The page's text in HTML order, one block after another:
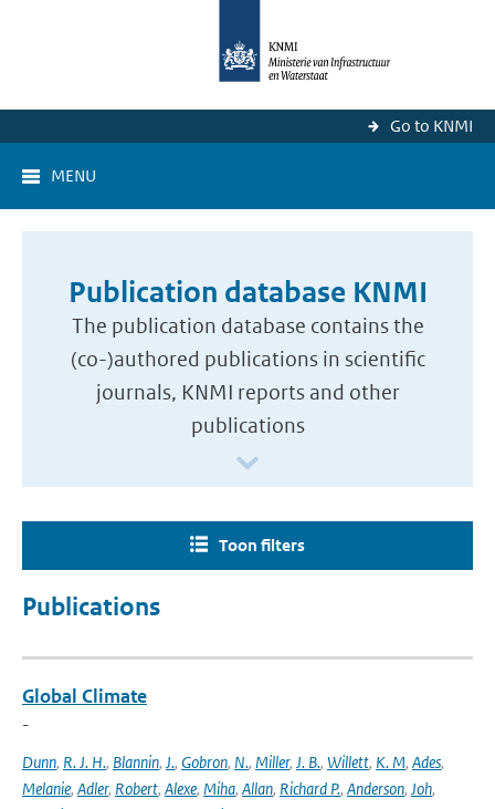
Go to KNMI
MENU
Publication database KNMI
The publication database contains the
(co-)authored publications in scientific
journals, KNMI reports and other
publications
Toon filters
Publications
Global Climate
-
Dunn, R. J. H., Blannin, J., Gobron, N., Miller, J. B., Willett, K. M, Ades,
Melanie, Adler, Robert, Alexe, Miha, Allan, Richard P., Anderson, Joh,